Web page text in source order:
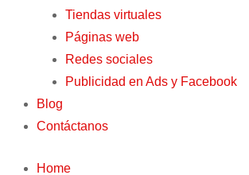
Tiendas virtuales
Páginas web
Redes sociales
Publicidad en Ads y Facebook
Blog
Contáctanos
Home